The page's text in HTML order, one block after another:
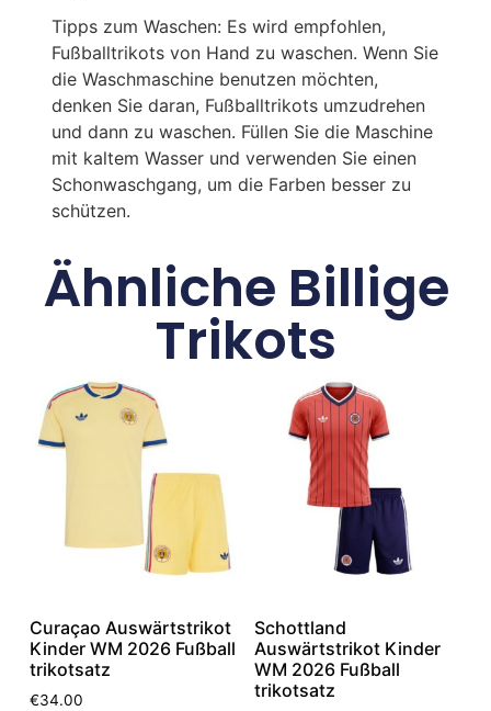
Tipps zum Waschen: Es wird empfohlen,
Fußballtrikots von Hand zu waschen. Wenn Sie
die Waschmaschine benutzen möchten,
denken Sie daran, Fußballtrikots umzudrehen
und dann zu waschen. Füllen Sie die Maschine
mit kaltem Wasser und verwenden Sie einen
Schonwaschgang, um die Farben besser zu
schützen.
Ähnliche Billige
Trikots
Curaçao Auswärtstrikot
Kinder WM 2026 Fußball
trikotsatz
€34.00
Schottland
Auswärtstrikot Kinder
WM 2026 Fußball
trikotsatz